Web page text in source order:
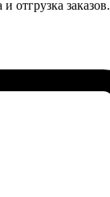
отгрузка заказов.